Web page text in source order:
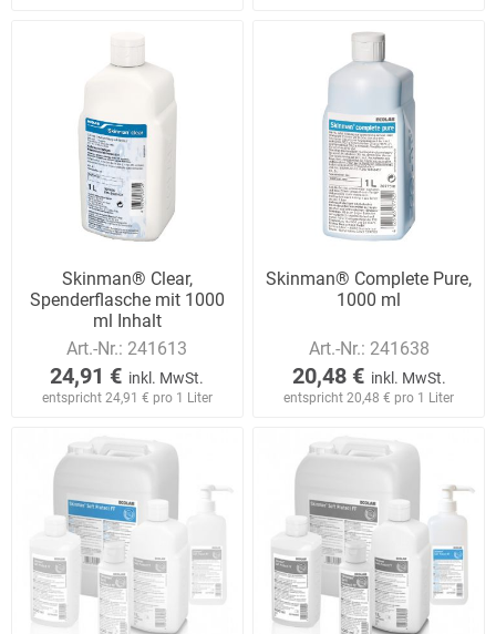
Skinman® Clear,
Spenderflasche mit 1000
ml Inhalt
Art.-Nr.: 241613
24,91 € inkl. MwSt.
entspricht 24,91 € pro 1 Liter
Skinman® Complete Pure,
1000 ml
Art.-Nr.: 241638
20,48 € inkl. MwSt.
entspricht 20,48 € pro 1 Liter